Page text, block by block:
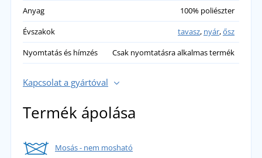
přidáno 28.03.2024
Anyag
100% poliészter
Évszakok
tavasz, nyár,ősz
Nyomtatás és hímzés
Csak nyomtatásra alkalmas termék
Kapcsolat a gyártóval
Termék ápolása
Mosás - nem mosható